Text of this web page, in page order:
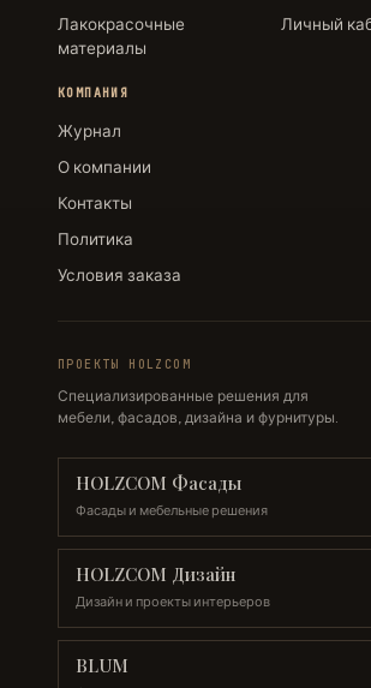
Лакокрасочные
материалы
Личный
КОМПАНИЯ
Журнал
О компании
Контакты
Политика
Условия заказа
ПРОЕКТЫ HOLZCOM
Специализированные решения для
мебели, фасадов, дизайна и фурнитуры.
HOLZCOM Фасады
Фасады и мебельные решения
HOLZCOM Дизайн
Дизайн и проекты интерьеров
BLUM